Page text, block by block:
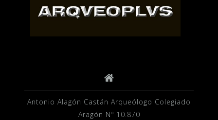
Antonio Alagón Castán Arqueólogo Colegiado
Aragón Nº 10.870